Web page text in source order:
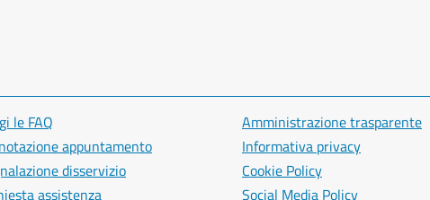
le FAQ
appuntamento
disservizio
assistenza
Amministrazione trasparente
Informativa privacy
Cookie Policy
Social Media Policy